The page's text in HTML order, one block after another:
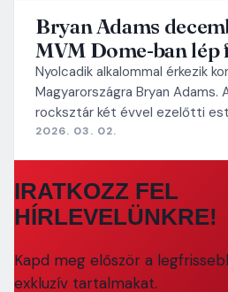
Bryan Adams
MVM Dome-ban lép
Nyolcadik alkalommal érkezik
Magyarországra Bryan Adams.
rocksztár két évvel ezelőtti
2026. 03. 02.
IRATKOZZ FEL
HÍRLEVELÜNKRE!
Kapd meg először a
exkluzív tartalmakat.